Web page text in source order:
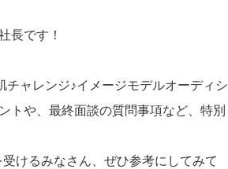
長です！
チャレンジ♪イメージモデルオーディシ
トや、最終面談の質問事項など、特別
けるみなさん、ぜひ参考にしてみて